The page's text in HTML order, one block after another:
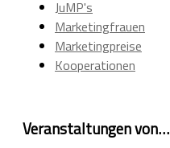
JuMP's
Marketingfrauen
Marketingpreise
Kooperationen
Veranstaltungen von…